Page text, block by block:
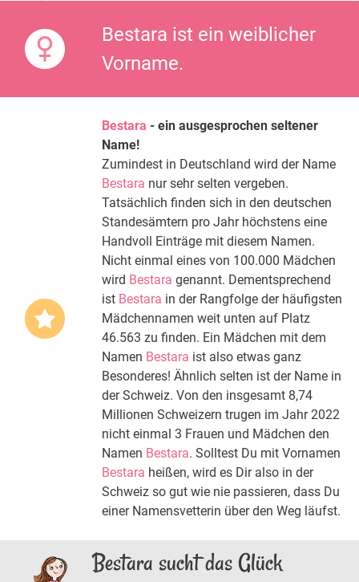
Bestara ist ein weiblicher
Vorname.
Bestara - ein ausgesprochen seltener
Name!
Zumindest in Deutschland wird der Name
Bestara nur sehr selten vergeben.
Tatsächlich finden sich in den deutschen
Standesämtern pro Jahr höchstens eine
Handvoll Einträge mit diesem Namen.
Nicht einmal eines von 100.000 Mädchen
wird Bestara genannt. Dementsprechend
ist Bestara in der Rangfolge der häufigsten
Mädchennamen weit unten auf Platz
46.563 zu finden. Ein Mädchen mit dem
Namen Bestara ist also etwas ganz
Besonderes! Ähnlich selten ist der Name in
der Schweiz. Von den insgesamt 8,74
Millionen Schweizern trugen im Jahr 2022
nicht einmal 3 Frauen und Mädchen den
Namen Bestara. Solltest Du mit Vornamen
Bestara heißen, wird es Dir also in der
Schweiz so gut wie nie passieren, dass Du
einer Namensvetterin über den Weg läufst.
Bestara sucht das Glück